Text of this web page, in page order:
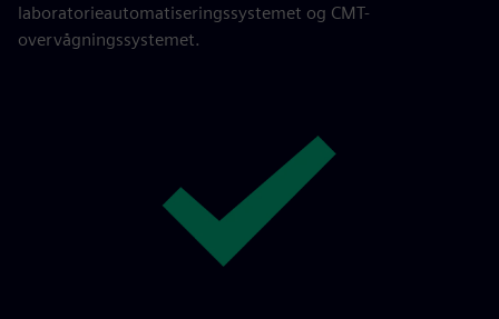
laboratorieautomatiseringssystemet og CMT-
overvågningssystemet.